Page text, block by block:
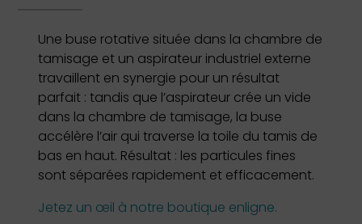
Une buse rotative située dans la chambre de
tamisage et un aspirateur industriel externe
travaillent en synergie pour un résultat
parfait : tandis que l’aspirateur crée un vide
dans la chambre de tamisage, la buse
accélère l’air qui traverse la toile du tamis de
bas en haut. Résultat : les particules fines
sont séparées rapidement et efficacement.
Jetez un œil à notre boutique enligne.